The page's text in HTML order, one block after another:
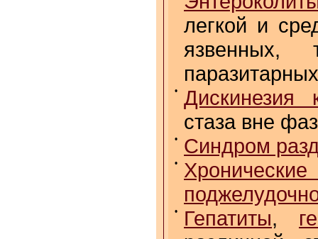
легкой и
язвенных,
•
Дискинезия
стаза вне
• Синдром
•
• Гепатиты,